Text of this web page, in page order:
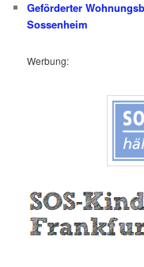
Geförderter
Sossenheim
Werbung: